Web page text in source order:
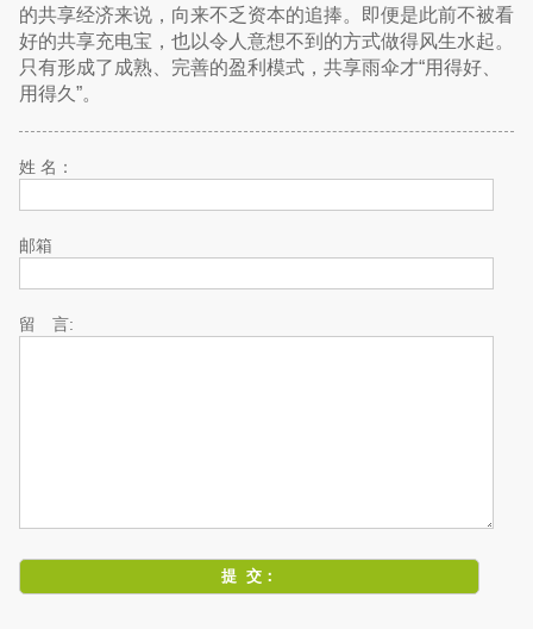
的共享经济来说，向来不乏资本的追捧。即便是此前不被看
好的共享充电宝，也以令人意想不到的方式做得风生水起。
只有形成了成熟、完善的盈利模式，共享雨伞才“用得好、
用得久”。
姓 名：
邮箱
留 言: